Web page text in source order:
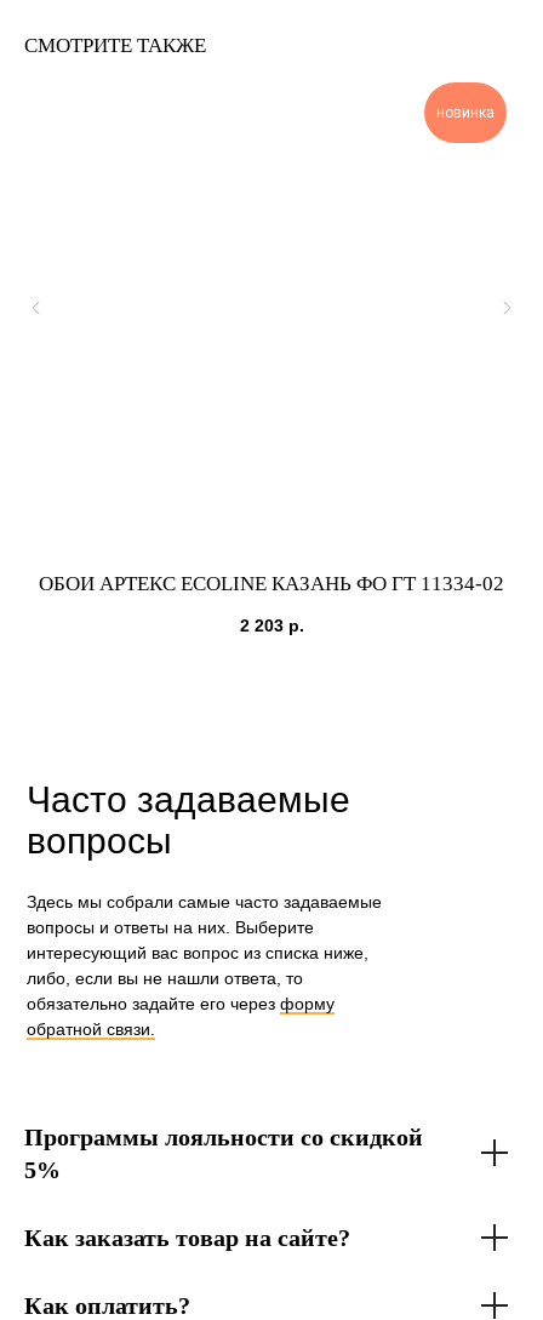
СМОТРИТЕ ТАКЖЕ
новинка
ОБОИ АРТЕКС ECOLINE КАЗАНЬ ФО ГТ 11334-02
2 203 р.
Часто задаваемые
вопросы
Здесь мы собрали самые часто задаваемые
вопросы и ответы на них. Выберите
интересующий вас вопрос из списка ниже,
либо, если вы не нашли ответа, то
обязательно задайте его черезформу
обратной связи.
Программы лояльности со скидкой
5%
Как заказать товар на сайте?
Как оплатить?